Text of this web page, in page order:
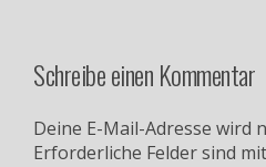
Schreibe einen Kommentar
Deine E-Mail-Adresse wird
Erforderliche Felder sind mit